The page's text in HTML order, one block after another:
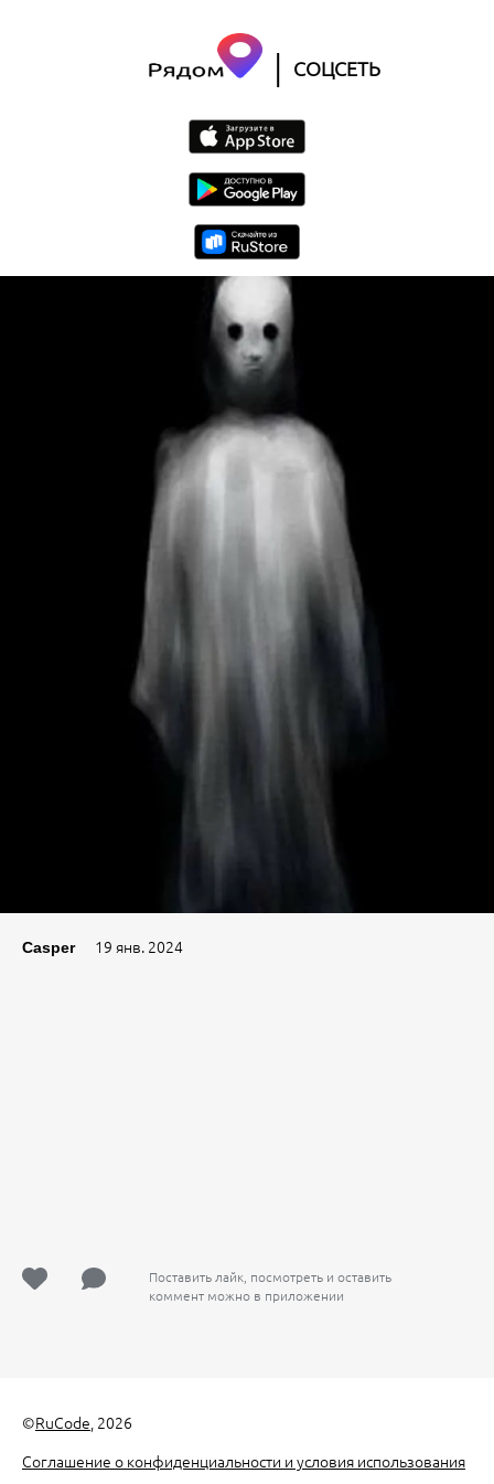
| СОЦСЕТЬ
Casper19 янв. 2024
Поставить лайк, посмотреть и оставить
коммент можно в приложении
©RuCode, 2026
Соглашение о конфиденциальности и условия использования